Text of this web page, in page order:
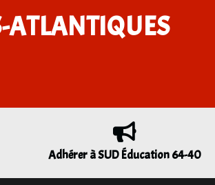
ATLANTIQUES
Adhérer à SUD Éducation 64-40